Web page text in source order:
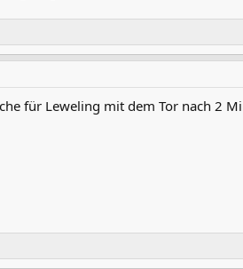
für Leweling mit dem Tor nach 2